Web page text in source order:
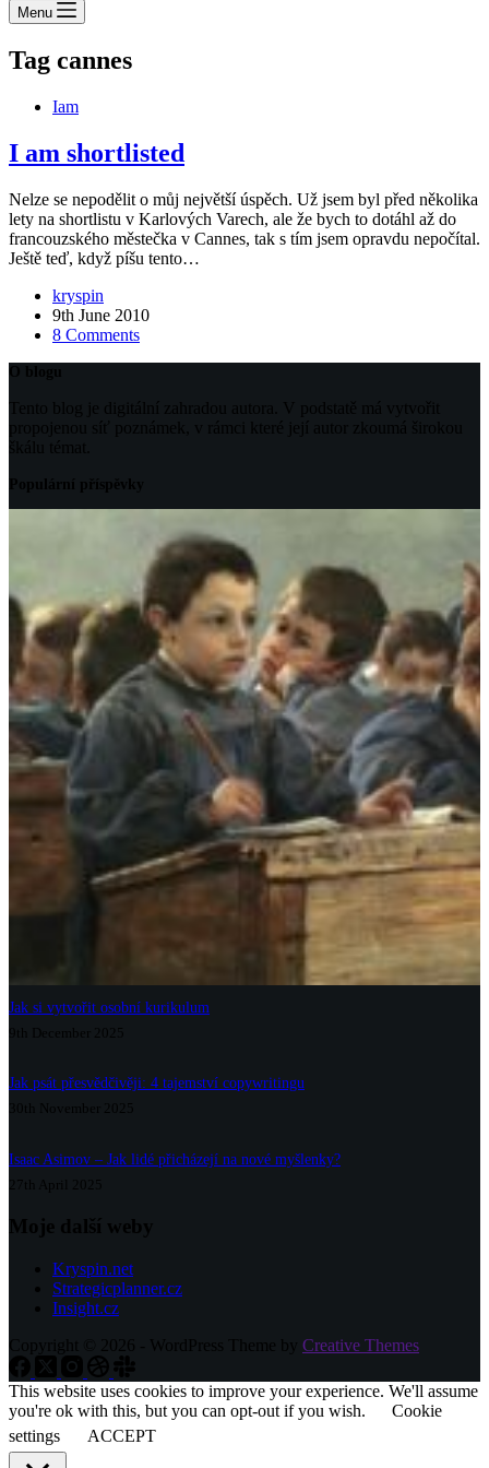
Menu
Tag cannes
Iam
I am shortlisted
Nelze se nepodělit o můj největší úspěch. Už jsem byl před několika
lety na shortlistu v Karlových Varech, ale že bych to dotáhl až do
francouzského městečka v Cannes, tak s tím jsem opravdu nepočítal.
Ještě teď, když píšu tento…
kryspin
9th June 2010
8 Comments
O blogu
Tento blog je digitální zahradou autora. V podstatě má vytvořit
propojenou síť poznámek, v rámci které její autor zkoumá širokou
škálu témat.
Populární příspěvky
Jak si vytvořit osobní kurikulum
9th December 2025
Jak psát přesvědčivěji: 4 tajemství copywritingu
30th November 2025
Isaac Asimov – Jak lidé přicházejí na nové myšlenky?
27th April 2025
Moje další weby
Kryspin.net
Strategicplanner.cz
Insight.cz
Copyright © 2026 - WordPress Theme by Creative Themes
This website uses cookies to improve your experience. We'll assume
you're ok with this, but you can opt-out if you wish.
Cookie
settings
ACCEPT